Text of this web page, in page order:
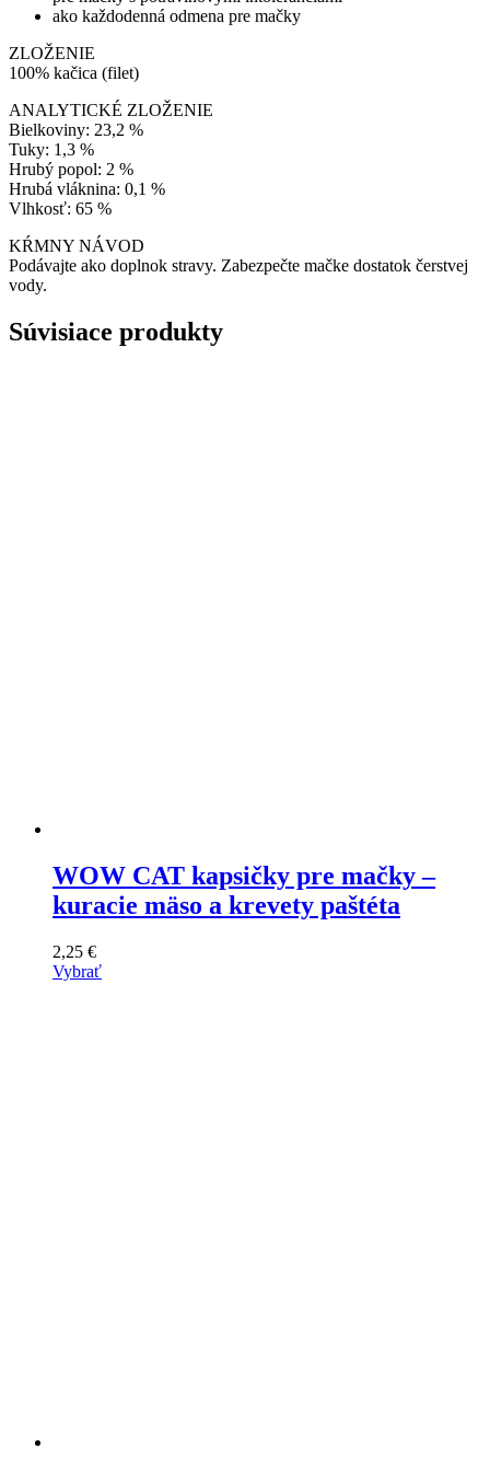
ako každodenná odmena pre mačky
ZLOŽENIE
100% kačica (filet)
ANALYTICKÉ ZLOŽENIE
Bielkoviny: 23,2 %
Tuky: 1,3 %
Hrubý popol: 2 %
Hrubá vláknina: 0,1 %
Vlhkosť: 65 %
KŔMNY NÁVOD
Podávajte ako doplnok stravy. Zabezpečte mačke dostatok čerstvej
vody.
Súvisiace produkty
WOW CAT kapsičky pre mačky –
kuracie mäso a krevety paštéta
2,25 €
Vybrať